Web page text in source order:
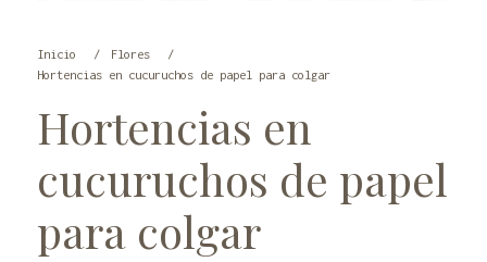
Inicio
Flores
Hortencias en cucuruchos de papel para colgar
Hortencias en
cucuruchos de papel
para colgar